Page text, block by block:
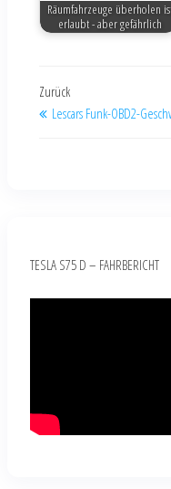
Räumfahrzeuge überholen
erlaubt - aber gefährlich
Zurück
Lescars Funk-OBD2-
TESLA S75 D – FAHRBERICHT